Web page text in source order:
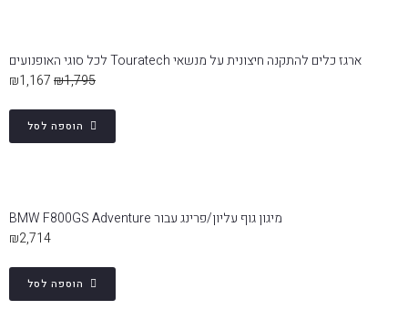
ארגז כלים להתקנה חיצונית על מנשאי Touratech לכל סוגי האופנועים
₪1,795
₪1,167
הוספה לסל
מיגון גוף עליון/פרינג עבור BMW F800GS Adventure
₪2,714
הוספה לסל